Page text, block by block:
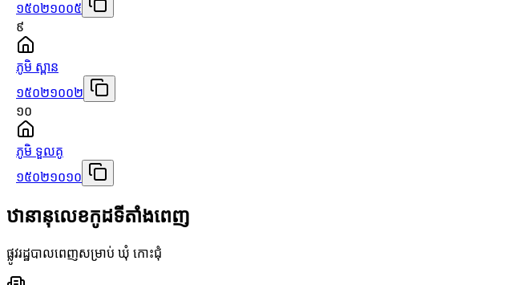
១៥០២១០០៥
៩
ភូមិ ស្ពាន
១៥០២១០០២
១០
ភូមិ ទួលគូ
១៥០២១០១០
ឋានានុលេខកូដទីតាំងពេញ
ផ្លូវរដ្ឋបាលពេញសម្រាប់ ឃុំ កោះជុំ